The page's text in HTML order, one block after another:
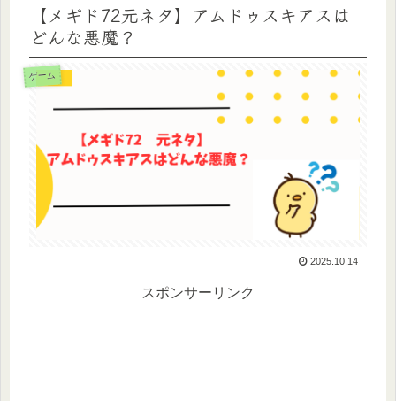
【メギド72元ネタ】アムドゥスキアスは
どんな悪魔？
ゲーム
2025.10.14
スポンサーリンク